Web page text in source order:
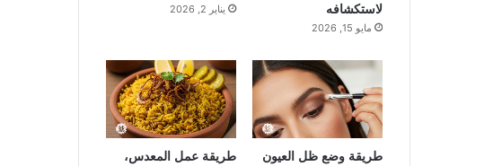
لاستكشافه
مايو 15, 2026
يناير 2, 2026
طريقة وضع ظل العيون
طريقة عمل المعدس،